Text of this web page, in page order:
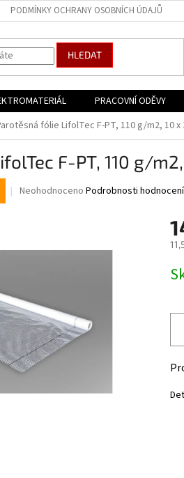
PODMÍNKY OCHRANY OSOBNÍCH ÚDAJŮ
HLEDAT
PRACOVNÍ ODĚVY
fólie LifolTec F-PT, 110 g/m2, 10 x
F-PT, 110 g/m2,
Průměrné
Neohodnoceno Podrobnosti hodnocení